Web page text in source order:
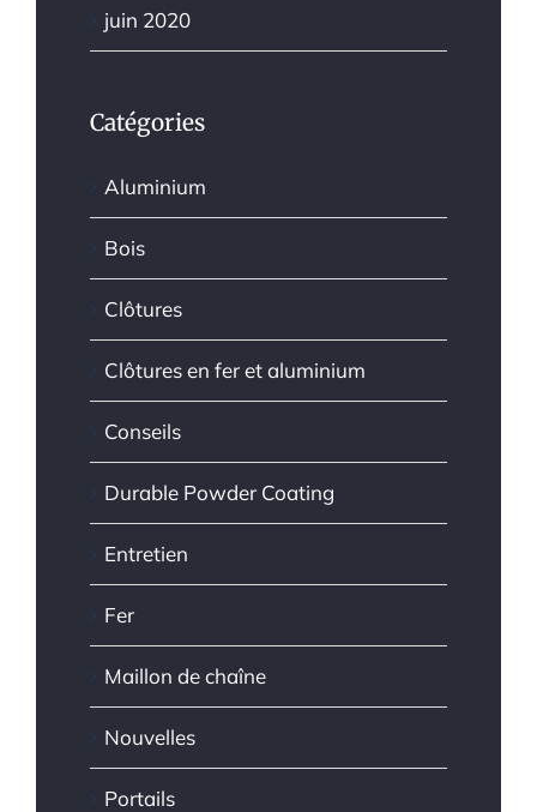
juin 2020
Catégories
Aluminium
Bois
Clôtures
Clôtures en fer et aluminium
Conseils
Durable Powder Coating
Entretien
Fer
Maillon de chaîne
Nouvelles
Portails